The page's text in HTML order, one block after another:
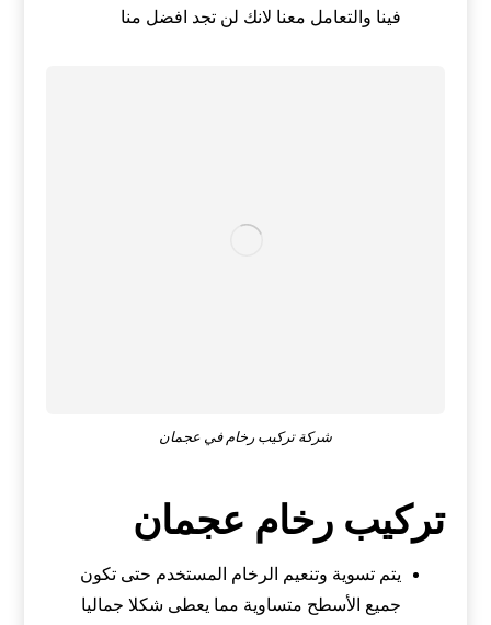
فينا والتعامل معنا لانك لن تجد افضل منا
شركة تركيب رخام في عجمان
تركيب رخام عجمان
يتم تسوية وتنعيم الرخام المستخدم حتى تكون
جميع الأسطح متساوية مما يعطى شكلا جماليا